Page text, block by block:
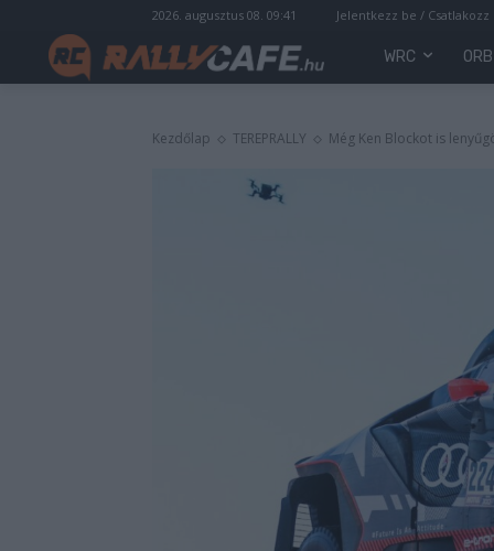
2026. augusztus 08. 09:41 Jelentkezz be / Csatlakozz
WRC ORB
Kezdőlap TEREPRALLY Még Ken Blockot is